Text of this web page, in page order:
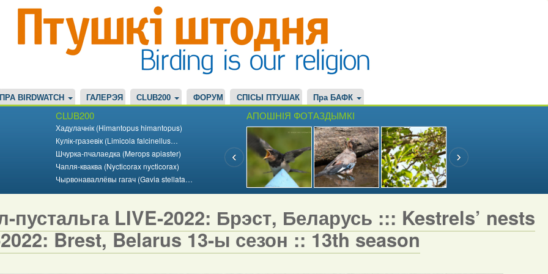
ПРА BIRDWATCH ГАЛЕРЭЯ CLUB200 ФОРУМ СПІСЫ ПТУШАК Пра БАФК
CLUB200
Хадулачнік (Himantopus himantopus)
Кулік-гразевік (Limicola falcinellus…
Шчурка-пчалаедка (Merops apiaster)
Чапля-кваква (Nycticorax nycticorax)
Чырвонаваллёвы гагач (Gavia stellata…
АПОШНІЯ ФОТАЗДЫМКІ
пустальга LIVE-2022: Брэст, Беларусь ::: Kestrels’ nests
Brest, Belarus 13-ы сезон :: 13th season